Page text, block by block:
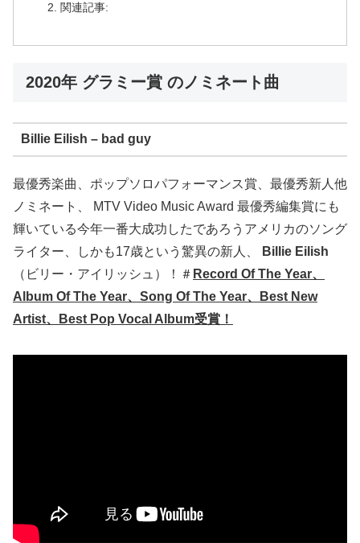
関連記事:
2020年 グラミー賞 のノミネート曲
Billie Eilish – bad guy
最優秀楽曲、ポップソロパフォーマンス賞、最優秀新人他
ノミネート、 MTV Video Music Award 最優秀編集賞にも
輝いている今年一番大成功したであろうアメリカのソング
ライター、しかも17歳という驚異の新人、
Billie Eilish
（ビリー・アイリッシュ）！＃ Record Of The Year、
Album Of The Year、Song Of The Year、Best New
Artist、Best Pop Vocal Album受賞！